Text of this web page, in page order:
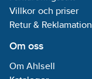
Vibrationsdämpare.
vid omgivande
lufttemperatur 35°C
Villkor och priser
Retur & Reklamation
Om oss
Om Ahlsell